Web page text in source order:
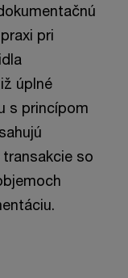
pri
úplné
s princípom
so